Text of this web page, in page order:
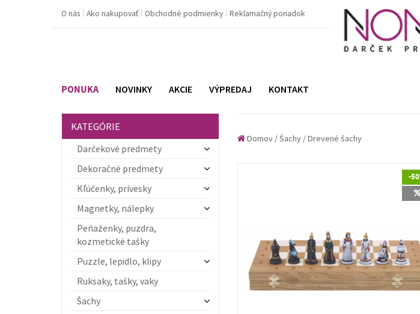
O nás Ako nakupovať Obchodné podmienky Reklamačný poriadok
PONUKA NOVINKY AKCIE VÝPREDAJ KONTAKT
KATEGÓRIE
Darčekové predmety
Dekoračné predmety
Kľúčenky, prívesky
Magnetky, nálepky
Peňaženky, puzdra,
kozmetické tašky
Puzzle, lepidlo, klipy
Ruksaky, tašky, vaky
Šachy
Domov/Šachy/Drevené šachy
-